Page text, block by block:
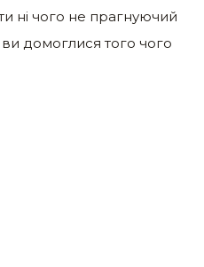
ні чого не прагнуючий
ви домоглися того чого